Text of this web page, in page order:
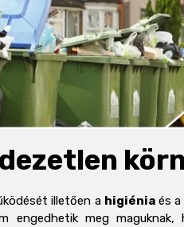
illetően a higiéniaés a
engedhetik meg